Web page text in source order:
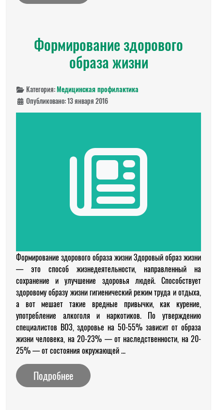
Формирование здорового
образа жизни
Категория:Медицинская профилактика
Опубликовано: 13 января 2016
Формирование здорового образа жизни Здоровый образ жизни
— это способ жизнедеятельности, направленный на
сохранение и улучшение здоровья людей. Способствует
здоровому образу жизни гигиенический режим труда и отдыха,
а вот мешает такие вредные привычки, как курение,
употребление алкоголя и наркотиков. По утверждению
специалистов ВОЗ, здоровье на 50-55% зависит от образа
жизни человека, на 20-23% — от наследственности, на 20-
25% — от состояния окружающей ...
Подробнее